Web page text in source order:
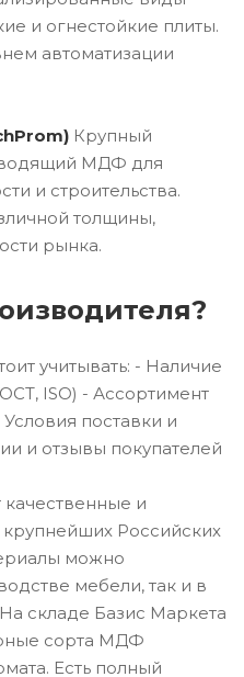
и огнестойкие плиты.
автоматизации
Крупный
МДФ для
и строительства.
толщины,
рынка.
учитывать: - Наличие
ISO) - Ассортимент
поставки и
и отзывы покупателей
и
Российских
можно
мебели, так и в
складе Базис Маркета
сорта МДФ
Есть полный